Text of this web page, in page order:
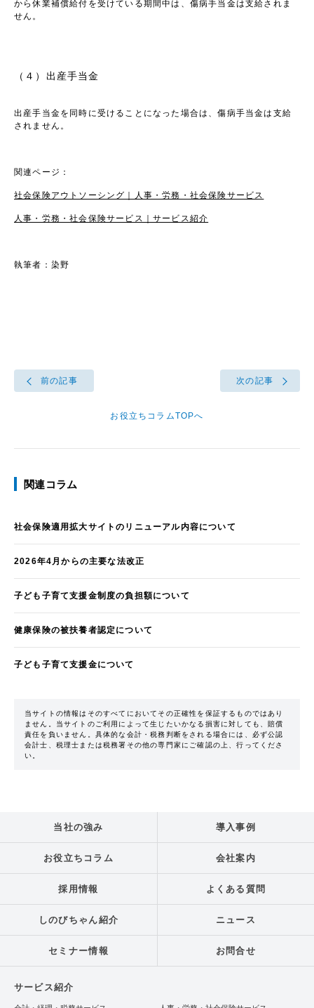
から休業補償給付を受けている期間中は、傷病手当金は支給されま
せん。
（４）出産手当金
出産手当金を同時に受けることになった場合は、傷病手当金は支給
されません。
関連ページ：
社会保険アウトソーシング｜人事・労務・社会保険サービス
人事・労務・社会保険サービス｜サービス紹介
執筆者：染野
前の記事
お役立ちコラムTOPへ
次の記事
関連コラム
社会保険適用拡大サイトのリニューアル内容について
2026年4月からの主要な法改正
子ども子育て支援金制度の負担額について
健康保険の被扶養者認定について
子ども子育て支援金について
当サイトの情報はそのすべてにおいてその正確性を保証するものではあり
ません。当サイトのご利用によって生じたいかなる損害に対しても、賠償
責任を負いません。具体的な会計・税務判断をされる場合には、必ず公認
会計士、税理士または税務署その他の専門家にご確認の上、行ってくださ
い。
当社の強み 導入事例
お役立ちコラム 会社案内
採用情報 よくある質問
しのびちゃん紹介 ニュース
セミナー情報 お問合せ
サービス紹介